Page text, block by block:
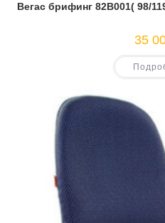
Вегас брифинг 82В001( 98/
35